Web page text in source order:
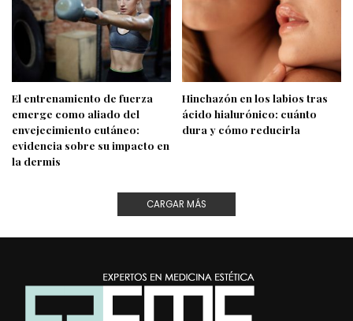
El entrenamiento de fuerza
emerge como aliado del
envejecimiento cutáneo:
evidencia sobre su impacto en
la dermis
Hinchazón en los labios tras
ácido hialurónico: cuánto
dura y cómo reducirla
CARGAR MÁS